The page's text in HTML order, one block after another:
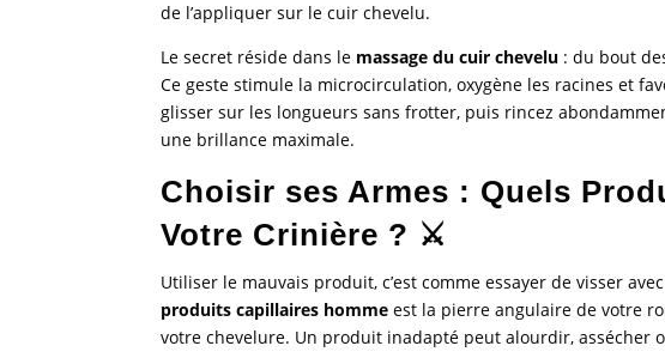
de l’appliquer sur le cuir chevelu.
Le secret réside dans le massage du cuir chevelu : du bout
Ce geste stimule la microcirculation, oxygène les racines et
glisser sur les longueurs sans frotter, puis rincez
une brillance maximale.
Choisir ses Armes : Quels
Votre Crinière ? ⚔️
Utiliser le mauvais produit, c’est comme essayer de visser
produits capillaires homme est la pierre angulaire de votre
votre chevelure. Un produit inadapté peut alourdir, assécher